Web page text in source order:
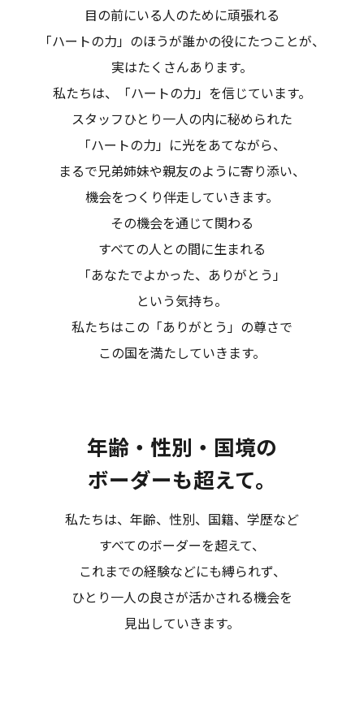
目の前にいる人のために頑張れる
「ハートの力」のほうが誰かの役にたつことが、
実はたくさんあります。
私たちは、「ハートの力」を信じています。
スタッフひとり一人の内に秘められた
「ハートの力」に光をあてながら、
まるで兄弟姉妹や親友のように寄り添い、
機会をつくり伴走していきます。
その機会を通じて関わる
すべての人との間に生まれる
「あなたでよかった、ありがとう」
という気持ち。
私たちはこの「ありがとう」の尊さで
この国を満たしていきます。
年齢・性別・国境の
ボーダーも超えて。
私たちは、年齢、性別、国籍、学歴など
すべてのボーダーを超えて、
これまでの経験などにも縛られず、
ひとり一人の良さが活かされる機会を
見出していきます。